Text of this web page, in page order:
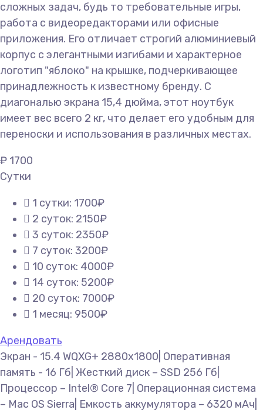
сложных задач, будь то требовательные игры,
работа с видеоредакторами или офисные
приложения. Его отличает строгий алюминиевый
корпус с элегантными изгибами и характерное
логотип "яблоко" на крышке, подчеркивающее
принадлежность к известному бренду. С
диагональю экрана 15,4 дюйма, этот ноутбук
имеет вес всего 2 кг, что делает его удобным для
переноски и использования в различных местах.
₽ 1700
Сутки
1 сутки: 1700₽
2 суток: 2150₽
3 суток: 2350₽
7 суток: 3200₽
10 суток: 4000₽
14 суток: 5200₽
20 суток: 7000₽
1 месяц: 9500₽
Арендовать
Экран - 15.4 WQXG+ 2880х1800| Оперативная
память - 16 Гб| Жесткий диск – SSD 256 Гб|
Процессор – Intel® Core 7| Операционная система
– Mac OS Sierra| Емкость аккумулятора – 6320 мАч|